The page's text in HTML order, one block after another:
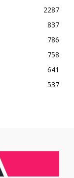
2287
837
786
758
641
537